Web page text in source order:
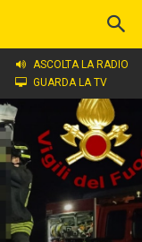
ASCOLTA LA RADIO
GUARDA LA TV